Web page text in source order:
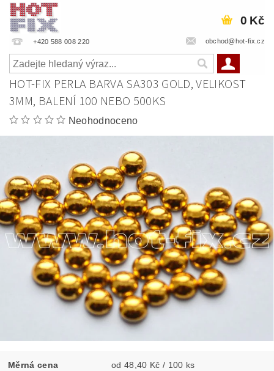
+420 588 008 220 obchod@hot-fix.cz
0 Kč
HOT-FIX PERLA BARVA SA303 GOLD, VELIKOST
3MM, BALENÍ 100 NEBO 500KS
Neohodnoceno
Měrná cena od 48,40 Kč / 100 ks